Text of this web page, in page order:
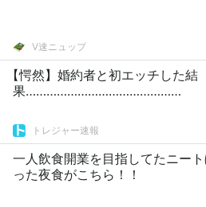
V速ニュップ
【愕然】婚約者と初エッチした結
果………………………………………
トレジャー速報
一人飲食開業を目指してたニー
った夜食がこちら！！